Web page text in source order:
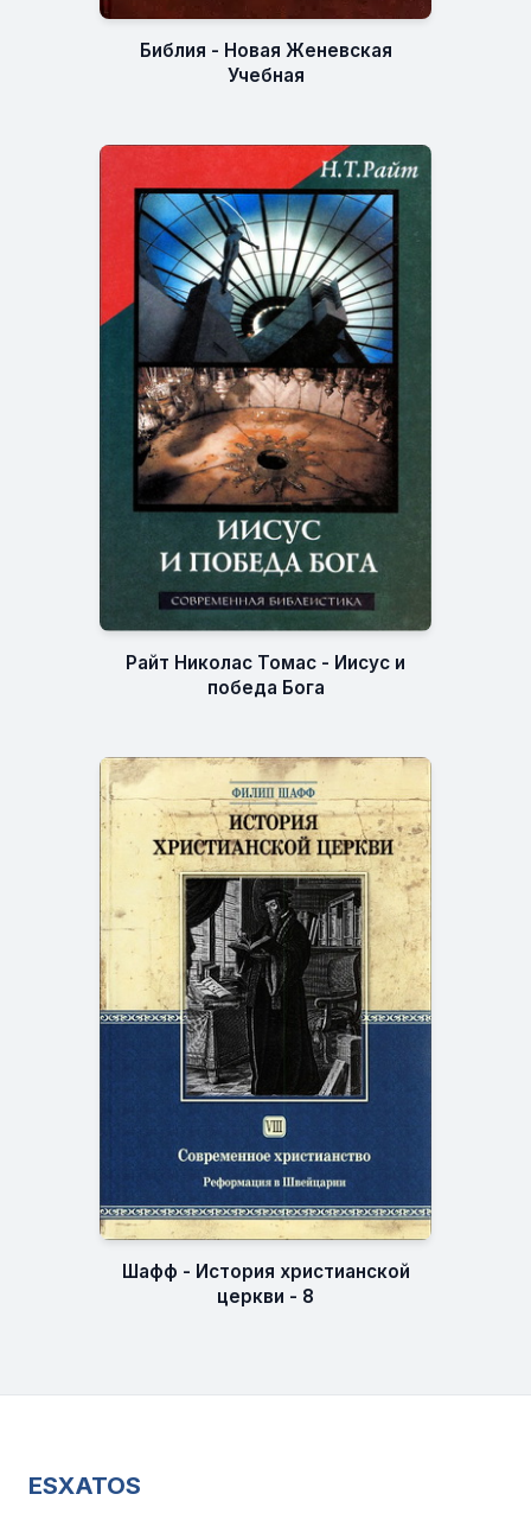
Библия - Новая Женевская
Учебная
Райт Николас Томас - Иисус и
победа Бога
Шафф - История христианской
церкви - 8
ESXATOS